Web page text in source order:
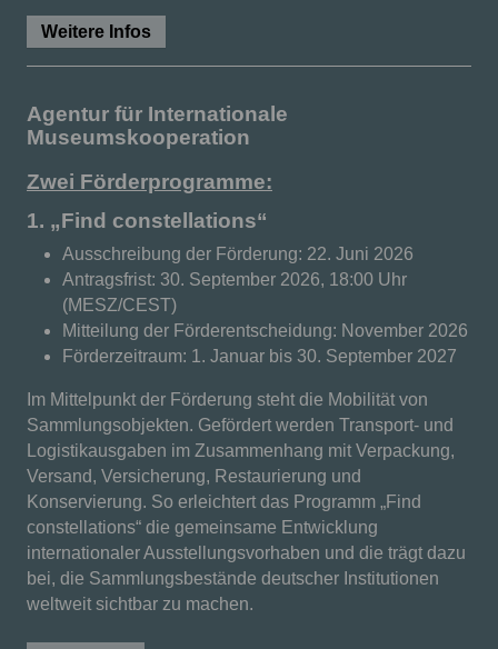
Weitere Infos
Agentur für Internationale
Museumskooperation
Zwei Förderprogramme:
1. „Find constellations“
Ausschreibung der Förderung: 22. Juni 2026
Antragsfrist: 30. September 2026, 18:00 Uhr
(MESZ/CEST)
Mitteilung der Förderentscheidung: November 2026
Förderzeitraum: 1. Januar bis 30. September 2027
Im Mittelpunkt der Förderung steht die Mobilität von
Sammlungsobjekten. Gefördert werden Transport- und
Logistikausgaben im Zusammenhang mit Verpackung,
Versand, Versicherung, Restaurierung und
Konservierung. So erleichtert das Programm „Find
constellations“ die gemeinsame Entwicklung
internationaler Ausstellungsvorhaben und die trägt dazu
bei, die Sammlungsbestände deutscher Institutionen
weltweit sichtbar zu machen.